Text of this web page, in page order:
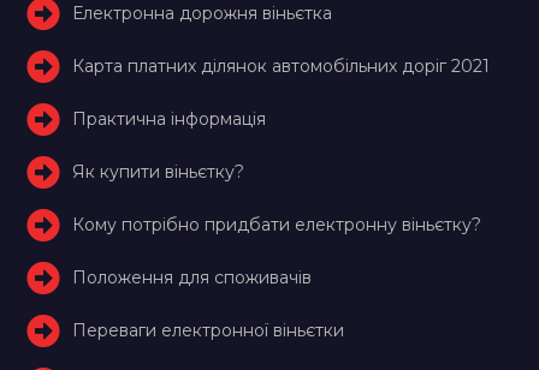
Електронна дорожня віньєтка
Карта платних ділянок автомобільних доріг 2021
Практична інформація
Як купити віньєтку?
Кому потрібно придбати електронну віньєтку?
Положення для споживачів
Переваги електронної віньєтки